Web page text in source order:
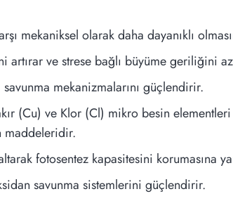
mekaniksel olarak daha dayanıklı
ve strese bağlı büyüme geriliğini
mekanizmalarını güçlendirir.
(Cu) ve Klor (Cl) mikro besin elementleri
maddeleridir.
fotosentez kapasitesini korumasına
savunma sistemlerini güçlendirir.